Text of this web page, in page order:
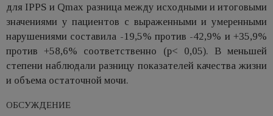
для IPPS и Qmax разница между исходными и итоговыми
значениями у пациентов с выраженными и умеренными
нарушениями составила -19,5% против -42,9% и +35,9%
против +58,6% соответственно (p< 0,05). В меньшей
степени наблюдали разницу показателей качества жизни
и объема остаточной мочи.
ОБСУЖДЕНИЕ